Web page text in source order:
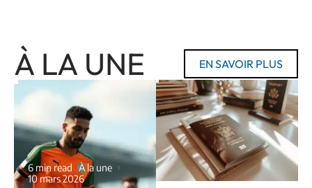
À LA UNE EN SAVOIR PLUS
6 min read
À la une
10 mars 2026